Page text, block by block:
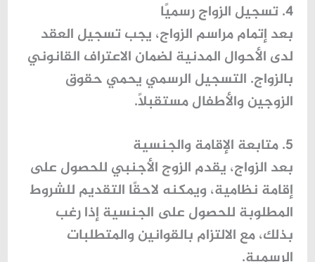
4. تسجيل الزواج رسميًا
بعد إتمام مراسم الزواج، يجب تسجيل العقد
لدى الأحوال المدنية لضمان الاعتراف القانوني
بالزواج. التسجيل الرسمي يحمي حقوق
الزوجين والأطفال مستقبلًا.
5. متابعة الإقامة والجنسية
بعد الزواج، يقدم الزوج الأجنبي للحصول على
إقامة نظامية، ويمكنه لاحقًا التقديم للشروط
المطلوبة للحصول على الجنسية إذا رغب
بذلك، مع الالتزام بالقوانين والمتطلبات